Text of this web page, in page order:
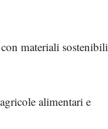
materiali sostenibili
alimentari e